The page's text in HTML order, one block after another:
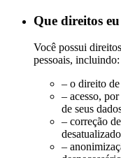
Que direitos
Você possui
pessoais, incluindo:
– o direito
– acesso,
de seus
– correção
–